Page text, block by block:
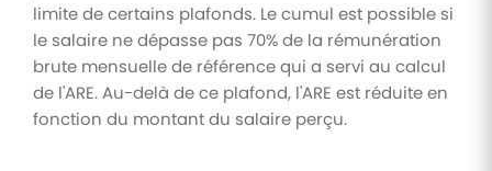
limite de certains plafonds. Le cumul est possible si
le salaire ne dépasse pas 70% de la rémunération
brute mensuelle de référence qui a servi au calcul
de l'ARE. Au-delà de ce plafond, l'ARE est réduite en
fonction du montant du salaire perçu.